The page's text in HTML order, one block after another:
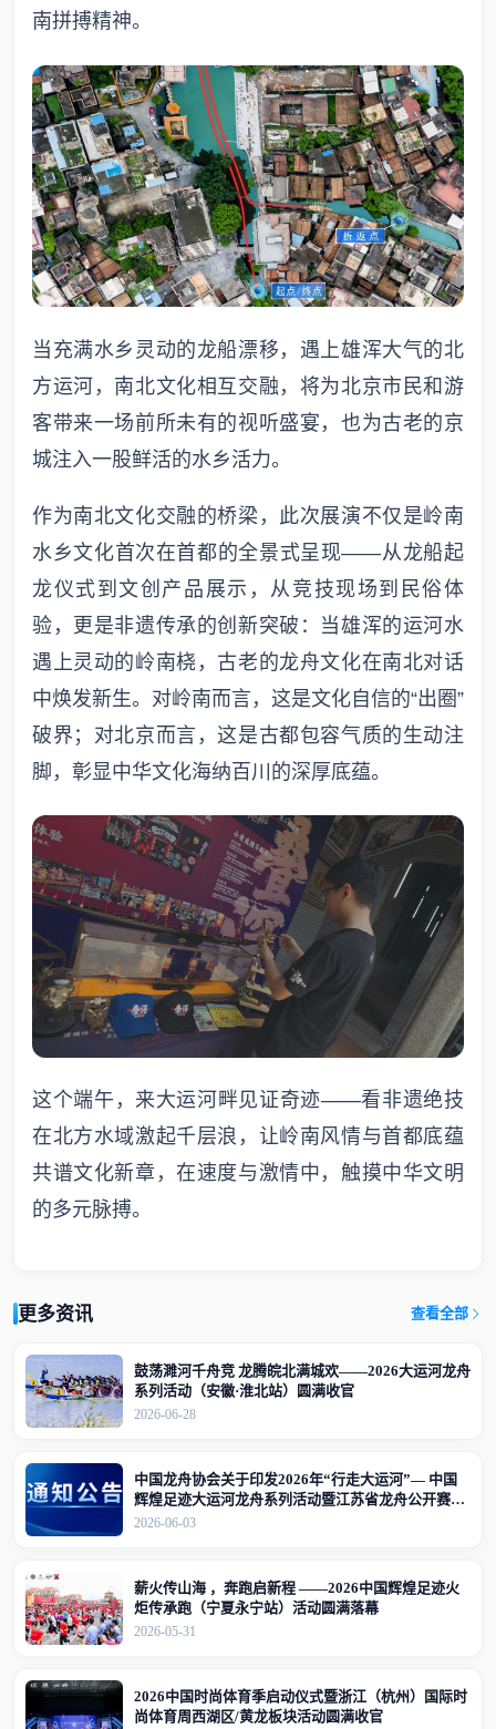
南拼搏精神。
当充满水乡灵动的龙船漂移，遇上雄浑大气的北
方运河，南北文化相互交融，将为北京市民和游
客带来一场前所未有的视听盛宴，也为古老的京
城注入一股鲜活的水乡活力。
作为南北文化交融的桥梁，此次展演不仅是岭南
水乡文化首次在首都的全景式呈现——从龙船起
龙仪式到文创产品展示，从竞技现场到民俗体
验，更是非遗传承的创新突破：当雄浑的运河水
遇上灵动的岭南桡，古老的龙舟文化在南北对话
中焕发新生。对岭南而言，这是文化自信的“出圈”
破界；对北京而言，这是古都包容气质的生动注
脚，彰显中华文化海纳百川的深厚底蕴。
这个端午，来大运河畔见证奇迹——看非遗绝技
在北方水域激起千层浪，让岭南风情与首都底蕴
共谱文化新章，在速度与激情中，触摸中华文明
的多元脉搏。
更多资讯 查看全部
鼓荡濉河千舟竞 龙腾皖北满城欢——2026大运河龙舟
系列活动（安徽·淮北站）圆满收官
2026-06-28
中国龙舟协会关于印发2026年“行走大运河”— 中国
辉煌足迹大运河龙舟系列活动暨江苏省龙舟公开赛
（江苏·宜兴站）竞赛规程的通知
2026-06-03
薪火传山海 ，奔跑启新程 ——2026中国辉煌足迹火
炬传承跑（宁夏永宁站）活动圆满落幕
2026-05-31
2026中国时尚体育季启动仪式暨浙江（杭州）国际时
尚体育周西湖区/黄龙板块活动圆满收官